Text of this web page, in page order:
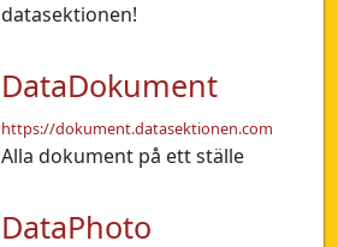
datasektionen!
DataDokument
https://dokument.datasektionen.com
Alla dokument på ett ställe
DataPhoto